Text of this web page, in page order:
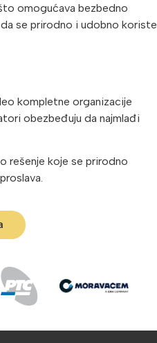
omogućava bezbedno
se prirodno i udobno koriste
kompletne organizacije
obezbeđuju da najmlađi
rešenje koje se prirodno